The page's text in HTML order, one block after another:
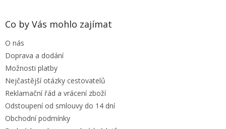
Co by Vás mohlo zajímat
O nás
Doprava a dodání
Možnosti platby
Nejčastější otázky cestovatelů
Reklamační řád a vrácení zboží
Odstoupení od smlouvy do 14 dní
Obchodní podmínky